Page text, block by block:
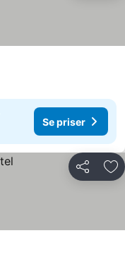
Se priser
Del